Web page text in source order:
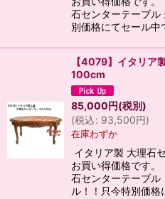
石センターテーブル
別価格にてセール
【4079】イタリア
100cm
85,000円(税別)
(税込: 93,500円)
在庫わずか
イタリア製 大理石
お買い得価格です
石センターテーブ
ル！！只今特別価